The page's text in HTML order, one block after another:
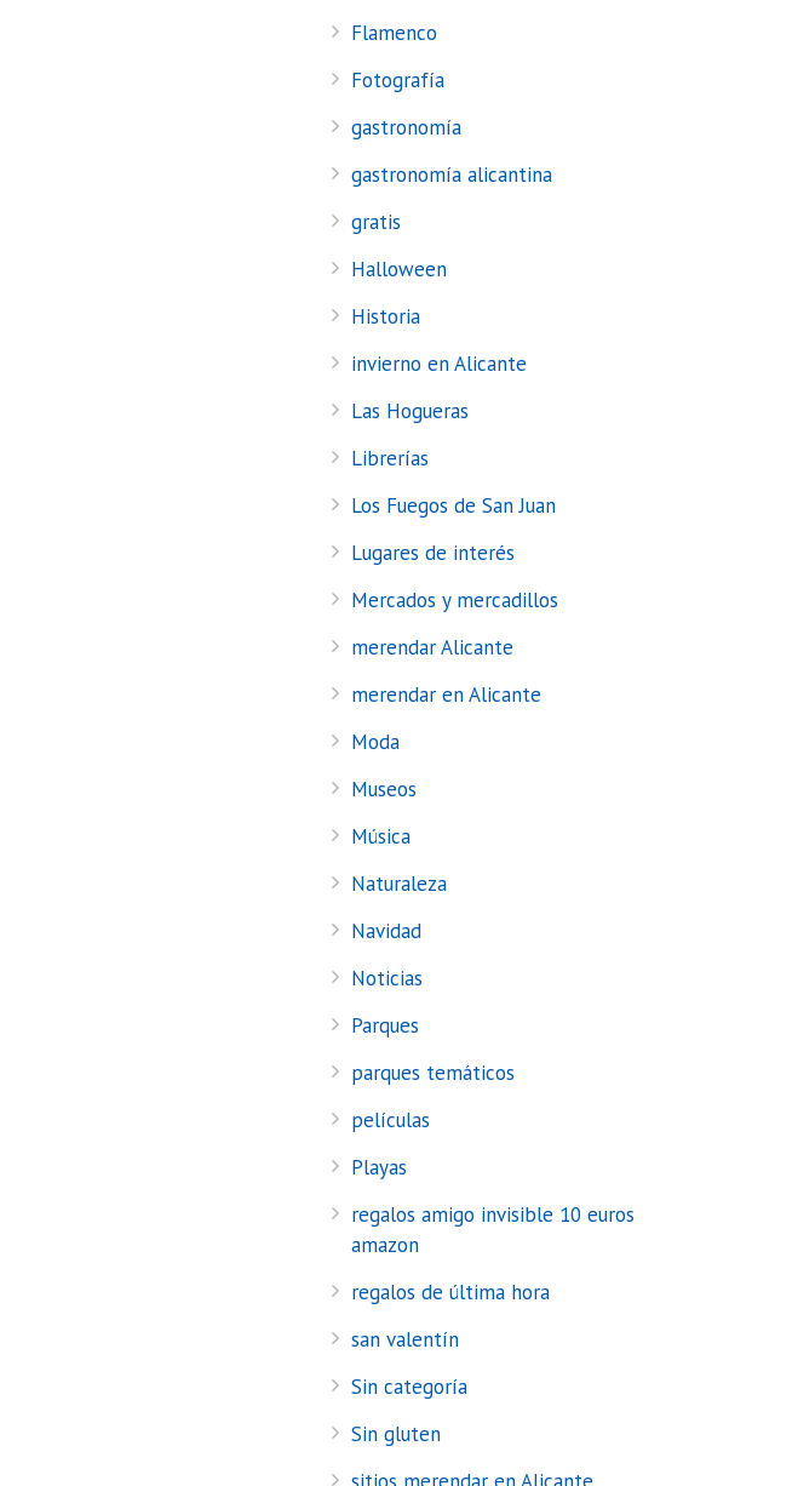
Flamenco
Fotografía
gastronomía
gastronomía alicantina
gratis
Halloween
Historia
invierno en Alicante
Las Hogueras
Librerías
Los Fuegos de San Juan
Lugares de interés
Mercados y mercadillos
merendar Alicante
merendar en Alicante
Moda
Museos
Música
Naturaleza
Navidad
Noticias
Parques
parques temáticos
películas
Playas
regalos amigo invisible 10 euros
amazon
regalos de última hora
san valentín
Sin categoría
Sin gluten